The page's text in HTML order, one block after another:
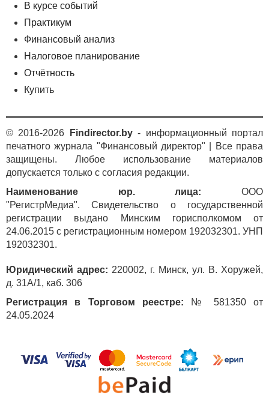
В курсе событий
Практикум
Финансовый анализ
Налоговое планирование
Отчётность
Купить
© 2016-2026 Findirector.by- информационный портал
печатного журнала "Финансовый директор" | Все права
защищены. Любое использование материалов
допускается только с согласия редакции.
Наименование юр. лица: ООО
"РегистрМедиа". Свидетельство о государственной
регистрации выдано Минским горисполкомом от
24.06.2015 с регистрационным номером 192032301. УНП
192032301.
Юридический адрес: 220002, г. Минск, ул. В. Хоружей,
д. 31А/1, каб. 306
Регистрация в Торговом реестре: № 581350 от
24.05.2024